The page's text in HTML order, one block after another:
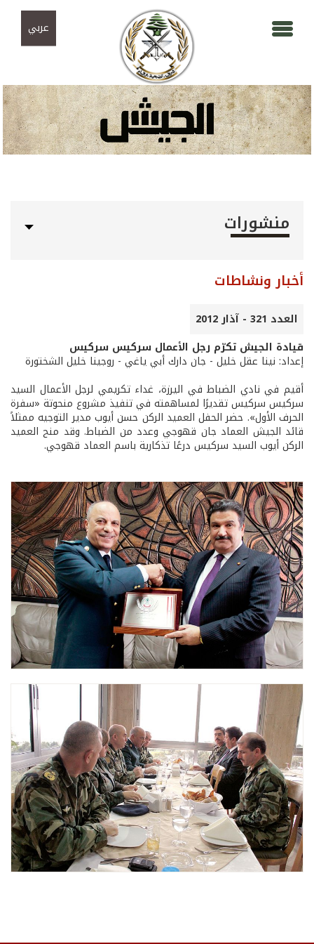
عربي
منشورات
أخبار ونشاطات
العدد 321 - آذار 2012
قيادة الجيش تكرّم رجل الأعمال سركيس سركيس
إعداد: نينا عقل خليل - جان دارك أبي ياغي - روجينا خليل الشختورة
أقيم في نادي الضباط في اليرزة، غداء تكريمي لرجل الأعمال السيد
سركيس سركيس تقديرًا لمساهمته في تنفيذ مشروع منحوتة «سفرة
الحرف الأول». حضر الحفل العميد الركن حسن أيوب مدير التوجيه ممثلاً
قائد الجيش العماد جان قهوجي وعدد من الضباط. وقد منح العميد
الركن أيوب السيد سركيس درعًا تذكارية باسم العماد قهوجي.